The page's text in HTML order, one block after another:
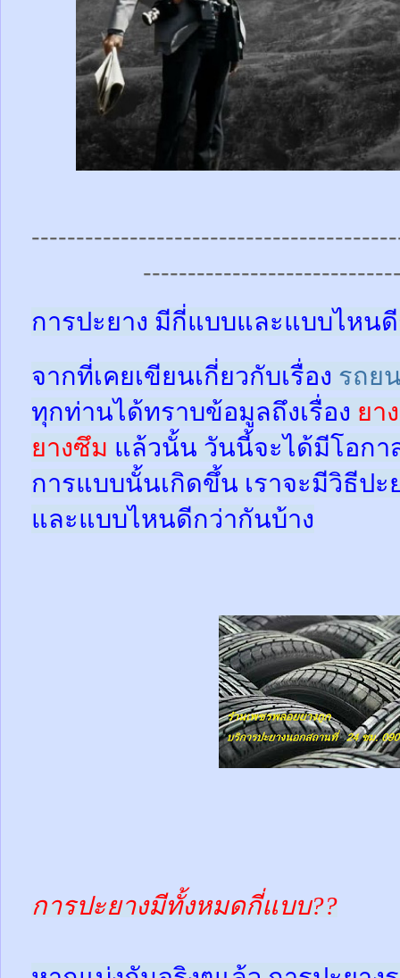
การปะยาง มีกี่แบบและแบบไหน
จากที่เคยเขียนเกี่ยวกับเรื่อง รถย
ทุกท่านได้ทราบข้อมูลถึงเรื่อง ยา
ยางซึม แล้วนั้น วันนี้จะได้มีโอกา
การแบบนั้นเกิดขึ้น เราจะมีวิธีปะ
และแบบไหนดีกว่ากันบ้าง
การปะยางมีทั้งหมดกี่แบบ??